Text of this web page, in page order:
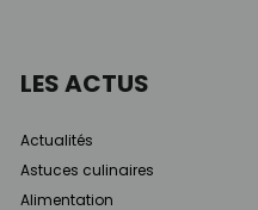
LES ACTUS
Actualités
Astuces culinaires
Alimentation